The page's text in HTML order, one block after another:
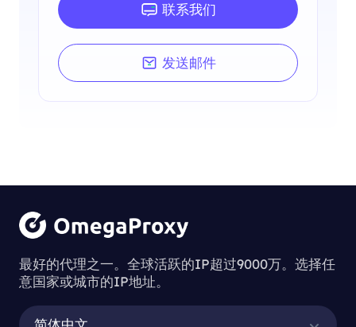
联系我们
发送邮件
最好的代理之一。全球活跃的IP超过9000万。选择任
意国家或城市的IP地址。